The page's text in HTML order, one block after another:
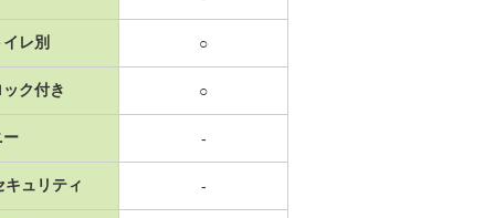
レ別 ○
ク付き ○
ー -
キュリティ -